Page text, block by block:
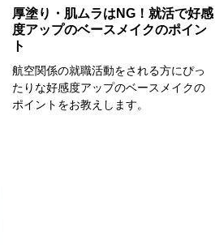
厚塗り・肌ムラはNG！就活で好感
度アップのベースメイクのポイン
ト
航空関係の就職活動をされる方にぴっ
たりな好感度アップのベースメイクの
ポイントをお教えします。